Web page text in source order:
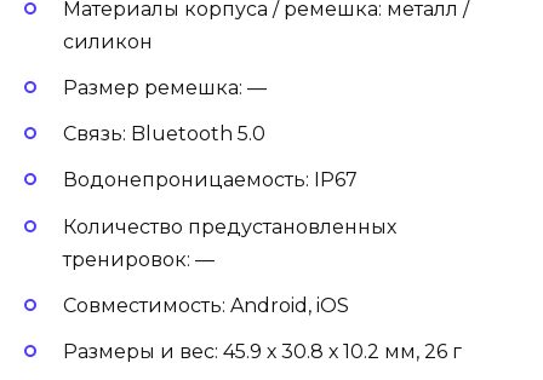
Материалы корпуса / ремешка: металл /
силикон
Размер ремешка: —
Связь: Bluetooth 5.0
Водонепроницаемость: IP67
Количество предустановленных
тренировок: —
Совместимость: Android, iOS
Размеры и вес: 45.9 х 30.8 х 10.2 мм, 26 г